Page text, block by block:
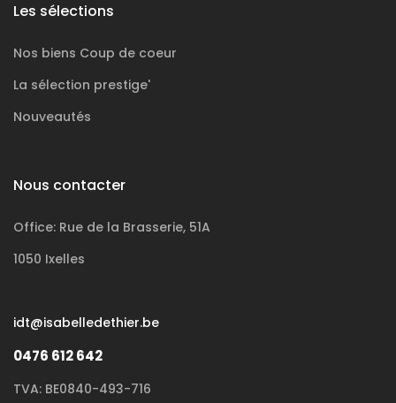
Les sélections
Nos biens Coup de coeur
La sélection prestige'
Nouveautés
Nous contacter
Office: Rue de la Brasserie, 51A
1050 Ixelles
idt@isabelledethier.be
0476 612 642
TVA: BE0840-493-716